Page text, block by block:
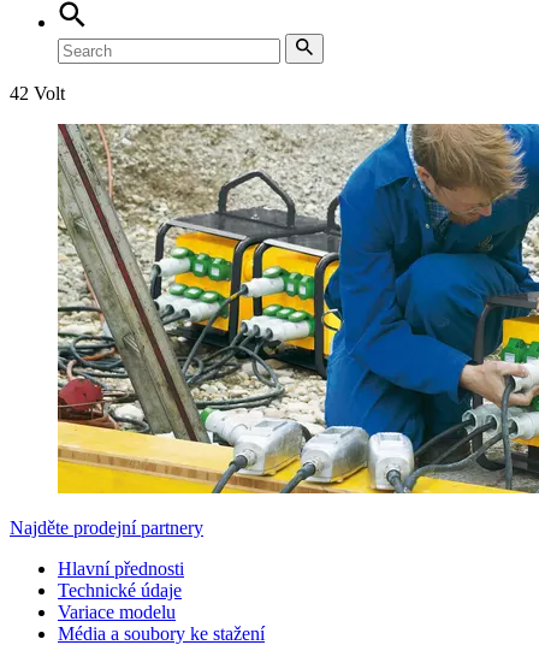
42 Volt
Najděte prodejní partnery
Hlavní přednosti
Technické údaje
Variace modelu
Média a soubory ke stažení